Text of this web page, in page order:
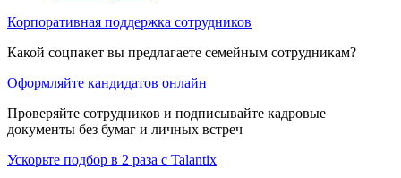
Корпоративная поддержка сотрудников
Какой соцпакет вы предлагаете семейным сотрудникам?
Оформляйте кандидатов онлайн
Проверяйте сотрудников и подписывайте кадровые
документы без бумаг и личных встреч
Ускорьте подбор в 2 раза с Talantix